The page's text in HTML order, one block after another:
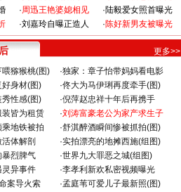
·周迅王艳婆媳相见
·刘嘉玲自曝正造人
·陆毅爱女照首曝光
·陈好新男友被曝光
更多>>
猕猴桃(图) ·独家：章子怡带妈妈看电影
好身材(图) ·佟大为马伊琍再度牵手(图)
秀性感(图) ·倪萍赵忠祥十年后再携手
皆为租赁 ·刘涛富豪老公为家产求生子
地铁被拍 ·舒淇醉酒瞬间惨被抓拍(图)
体解剖 ·实拍漂亮的地摊西施(组图)
暴烈脾气 ·世界九大罪恶之城(组图)
灵异事件 ·李孝利新欢私密视频曝光
案导火索 ·孟庭苇可爱儿子最新照(图)